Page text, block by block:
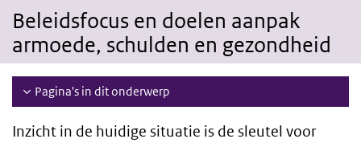
Beleidsfocus en doelen aanpak
armoede, schulden en gezondheid
Pagina's in dit onderwerp
Inzicht in de huidige situatie is de sleutel voor